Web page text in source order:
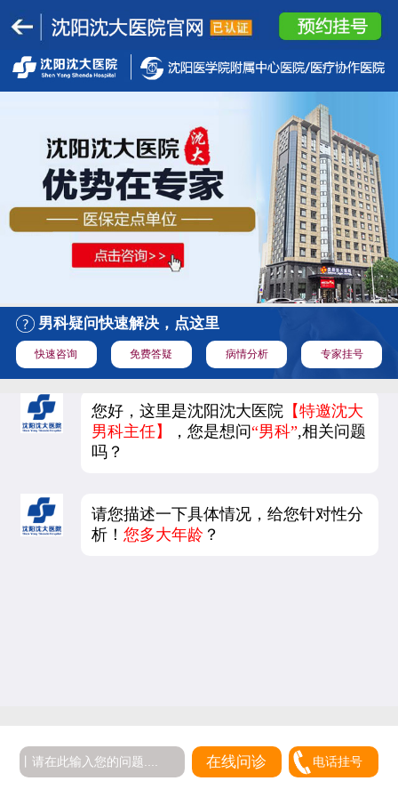
男科疑问快速解决，点这里
快速咨询 免费答疑 病情分析 专家挂号
您好，这里是沈阳沈大医院 【特邀沈大
男科主任】
，您是想问“男科”,相关问题
吗？
请您描述一下具体情况，给您针对性分
析！您多大年龄 ？
在线问诊 电话挂号